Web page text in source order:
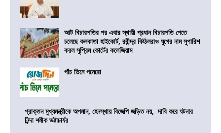
আট বিচারপতির পর এবার স্থায়ী প্রধান বিচারপতি পেতে
চলেছে কলকাতা হাইকোর্ট, রবীন্দ্র বিঠ্ঠলরাও ঘুগের নাম সুপারিশ
করল সুপ্রিম কোর্টের কলেজিয়াম
পাঁচ তিনে পনেরো
প্রাক্তন মুখ্যমন্ত্রীকে অপমান, হেনস্থায় বিজেপি জড়িত নয়, দাবি করে ঘটনার
নিন্দা শমীক ভট্টাচার্যর